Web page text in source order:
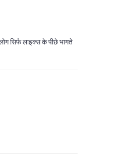
सिर्फ लाइक्स के पीछे भागते